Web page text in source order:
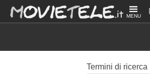
MENU
Termini di ricerca